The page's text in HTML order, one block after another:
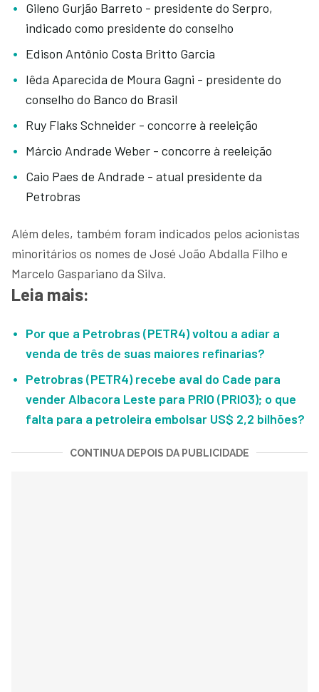
Gileno Gurjão Barreto - presidente do Serpro,
indicado como presidente do conselho
Edison Antônio Costa Britto Garcia
Iêda Aparecida de Moura Gagni - presidente do
conselho do Banco do Brasil
Ruy Flaks Schneider - concorre à reeleição
Márcio Andrade Weber - concorre à reeleição
Caio Paes de Andrade - atual presidente da
Petrobras
Além deles, também foram indicados pelos acionistas
minoritários os nomes de José João Abdalla Filho e
Marcelo Gaspariano da Silva.
Leia mais:
Por que a Petrobras (PETR4) voltou a adiar a
venda de três de suas maiores refinarias?
Petrobras (PETR4) recebe aval do Cade para
vender Albacora Leste para PRIO (PRIO3); o que
falta para a petroleira embolsar US$ 2,2 bilhões?
CONTINUA DEPOIS DA PUBLICIDADE